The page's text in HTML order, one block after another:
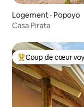
Logement · Popoyo
Casa Pirata
Coup de cœur
Coup de cœur